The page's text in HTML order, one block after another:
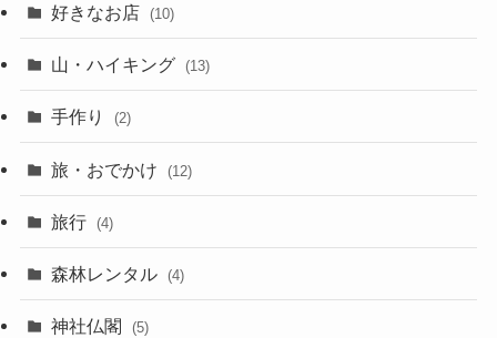
好きなお店 (10)
山・ハイキング (13)
手作り (2)
旅・おでかけ (12)
旅行 (4)
森林レンタル (4)
神社仏閣 (5)